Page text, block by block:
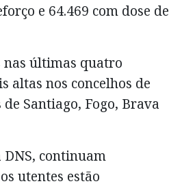
e 64.469 com dose de
últimas quatro
altas nos concelhos de
Santiago, Fogo, Brava
DNS, continuam
utentes estão